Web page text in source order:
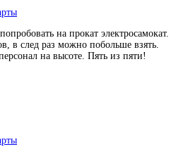
на прокат электросамокат.
в след раз можно побольше взять.
на высоте. Пять из пяти!